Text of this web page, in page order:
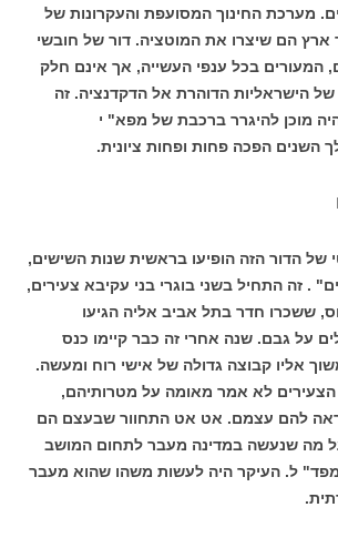
מערכת החינוך המסועפת והעקרונות של
ארץ הם שיצרו את המוטציה. דור של חובשי
המעורים בכל ענפי העשייה, אך אינם חלק
הישראליות הדוהרת אל הדקדנציה. זה
מוכן להיגרר ברכבת של מפא" י
השנים הפכה פחות ופחות ציונית.
של הדור הזה הופיעו בראשית שנות השישים,
. זה התחיל בשני בוגרי בני עקיבא צעירים,
ששכרו חדר בתל אביב אליה הגיעו
על גבם. שנה אחרי זה כבר קיימו כנס
אליו קבוצה גדולה של אישי רוח ומעשה.
לא אמר מאומה על מטרותיהם,
להם עצמם. אט אט התחוור שבעצם הם
מה שנעשה במדינה מעבר לתחום המושב
ל. העיקר היה לעשות משהו שהוא מעבר